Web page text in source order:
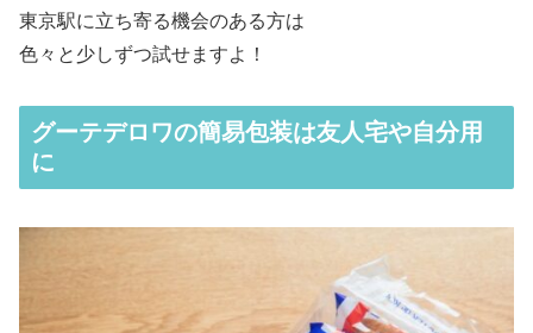
東京駅に立ち寄る機会のある方は
色々と少しずつ試せますよ！
グーテデロワの簡易包装は友人宅や自分用
に